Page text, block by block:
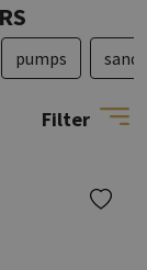
Filter
pumps